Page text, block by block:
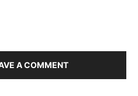
A COMMENT